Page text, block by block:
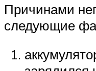
Причинами
следующие